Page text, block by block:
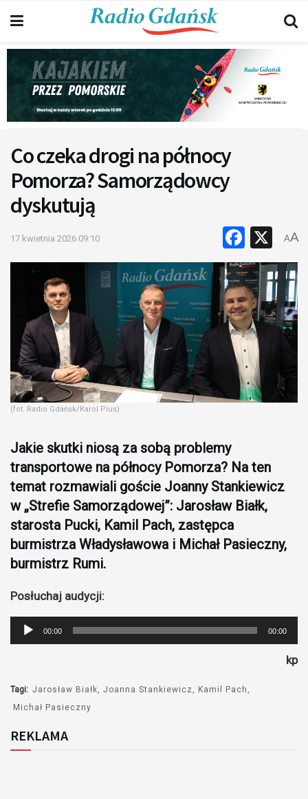
Co czeka drogi na północy
Pomorza? Samorządowcy
dyskutują
17 kwietnia 2026 09:10 X
AA
(fot. Radio Gdańsk/Karol Pius)
Jakie skutki niosą za sobą problemy
transportowe na północy Pomorza? Na ten
temat rozmawiali goście Joanny Stankiewicz
w „Strefie Samorządowej”: Jarosław Białk,
starosta Pucki, Kamil Pach, zastępca
burmistrza Władysławowa i Michał Pasieczny,
burmistrz Rumi.
Posłuchaj audycji:
Odtwarzacz
plików
00:00 00:00
kp
Tagi: Jarosław Białk Joanna Stankiewicz
Kamil Pach
Michał Pasieczny
REKLAMA